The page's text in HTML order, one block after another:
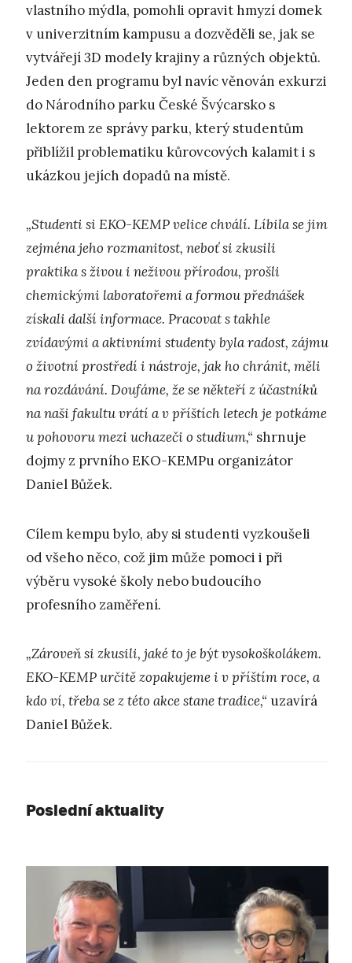
vlastního mýdla, pomohli opravit hmyzí domek
v univerzitním kampusu a dozvěděli se, jak se
vytvářejí 3D modely krajiny a různých objektů.
Jeden den programu byl navíc věnován exkurzi
do Národního parku České Švýcarsko s
lektorem ze správy parku, který studentům
přiblížil problematiku kůrovcových kalamit i s
ukázkou jejích dopadů na místě.
„Studenti si EKO-KEMP velice chválí. Líbila se jim
zejména jeho rozmanitost, neboť si zkusili
praktika s živou i neživou přírodou, prošli
chemickými laboratořemi a formou přednášek
získali další informace. Pracovat s takhle
zvídavými a aktivními studenty byla radost, zájmu
o životní prostředí i nástroje, jak ho chránit, měli
na rozdávání. Doufáme, že se někteří z účastníků
na naši fakultu vrátí a v příštích letech je potkáme
u pohovoru mezi uchazeči o studium,“ shrnuje
dojmy z prvního EKO-KEMPu organizátor
Daniel Bůžek.
Cílem kempu bylo, aby si studenti vyzkoušeli
od všeho něco, což jim může pomoci i při
výběru vysoké školy nebo budoucího
profesního zaměření.
„Zároveň si zkusili, jaké to je být vysokoškolákem.
EKO-KEMP určitě zopakujeme i v příštím roce, a
kdo ví, třeba se z této akce stane tradice,“ uzavírá
Daniel Bůžek.
Poslední aktuality